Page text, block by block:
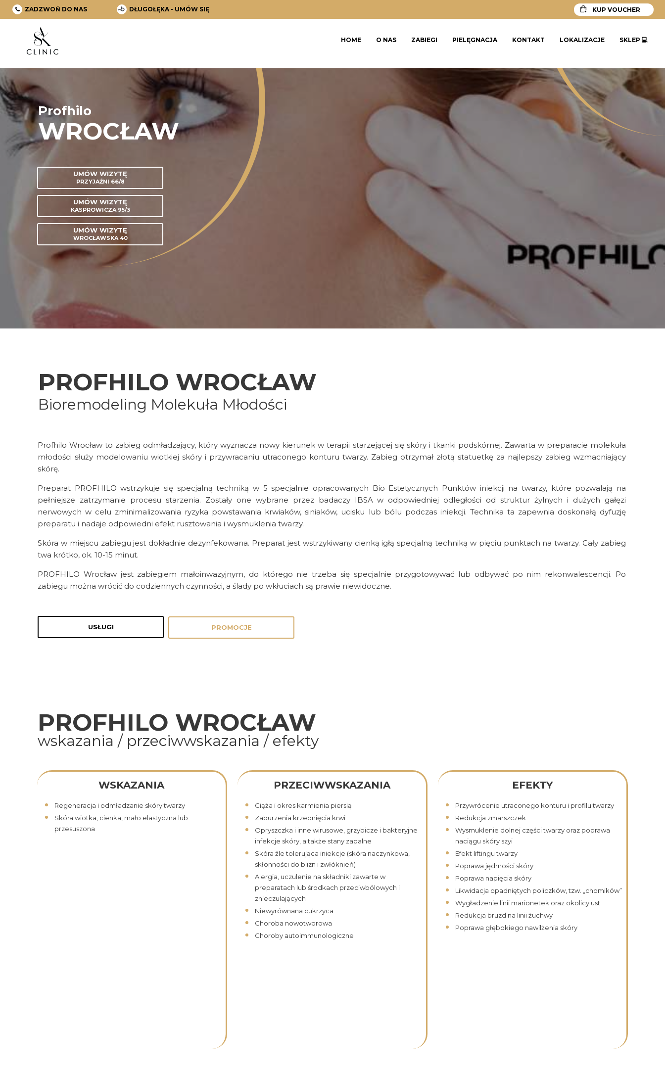
HOME O NAS
REGULAMIN VOUCHERÓW
ZABIEGI PIELĘGNACJA
MEDILAGE
KONTAKT LOKALIZACJE SKLEP 💻
DŁUGOŁĘKA - UMÓW SIĘ KUP VOUCHER
ZADZWOŃ DO NAS
UMÓW WIZYTĘ
WROCŁAWSKA 40
UMÓW WIZYTĘ
KASPROWICZA 95/3
UMÓW WIZYTĘ
PRZYJAŹNI 66/8
Profhilo
WROCŁAW
PROFHILO WROCŁAW
Bioremodeling Molekuła Młodości
Profhilo Wrocław to zabieg odmładzający, który wyznacza nowy kierunek w terapii starzejącej się skóry i tkanki podskórnej. Zawarta w preparacie molekuła
młodości służy modelowaniu wiotkiej skóry i przywracaniu utraconego konturu twarzy. Zabieg otrzymał złotą statuetkę za najlepszy zabieg wzmacniający
skórę.
Preparat PROFHILO wstrzykuje się specjalną techniką w 5 specjalnie opracowanych Bio Estetycznych Punktów iniekcji na twarzy, które pozwalają na
pełniejsze zatrzymanie procesu starzenia. Zostały one wybrane przez badaczy IBSA w odpowiedniej odległości od struktur żylnych i dużych gałęzi
nerwowych w celu zminimalizowania ryzyka powstawania krwiaków, siniaków, ucisku lub bólu podczas iniekcji. Technika ta zapewnia doskonałą dyfuzję
preparatu i nadaje odpowiedni efekt rusztowania i wysmuklenia twarzy.
Skóra w miejscu zabiegu jest dokładnie dezynfekowana. Preparat jest wstrzykiwany cienką igłą specjalną techniką w pięciu punktach na twarzy. Cały zabieg
twa krótko, ok. 10-15 minut.
PROFHILO Wrocław jest zabiegiem małoinwazyjnym, do którego nie trzeba się specjalnie przygotowywać lub odbywać po nim rekonwalescencji. Po
zabiegu można wrócić do codziennych czynności, a ślady po wkłuciach są prawie niewidoczne.
EFEKTY
Przywrócenie utraconego konturu i profilu twarzy
Redukcja zmarszczek
Wysmuklenie dolnej części twarzy oraz poprawa
naciągu skóry szyi
Efekt liftingu twarzy
Poprawa jędrności skóry
Poprawa napięcia skóry
Likwidacja opadniętych policzków, tzw. „chomików”
Wygładzenie linii marionetek oraz okolicy ust
Redukcja bruzd na linii żuchwy
Poprawa głębokiego nawilżenia skóry
PRZECIWWSKAZANIA
Ciąża i okres karmienia piersią
Zaburzenia krzepnięcia krwi
Opryszczka i inne wirusowe, grzybicze i bakteryjne
infekcje skóry, a także stany zapalne
Skóra źle tolerująca iniekcje (skóra naczynkowa,
skłonności do blizn i zwłóknień)
Alergia, uczulenie na składniki zawarte w
preparatach lub środkach przeciwbólowych i
znieczulających
Niewyrównana cukrzyca
Choroba nowotworowa
Choroby autoimmunologiczne
WSKAZANIA
Regeneracja i odmładzanie skóry twarzy
Skóra wiotka, cienka, mało elastyczna lub
przesuszona
PROFHILO WROCŁAW
wskazania / przeciwwskazania / efekty
PROMOCJE
USŁUGI